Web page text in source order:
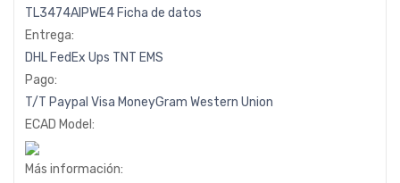
TL3474AIPWE4 Ficha de datos
Entrega:
DHL FedEx Ups TNT EMS
Pago:
T/T Paypal Visa MoneyGram Western Union
ECAD Model:
Más información: